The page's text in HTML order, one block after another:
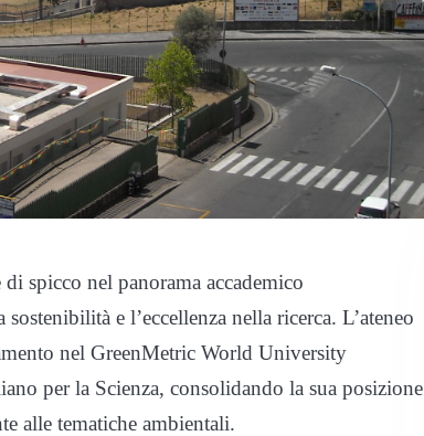
spicco nel panorama accademico
e l’eccellenza nella ricerca. L’ateneo
nel GreenMetric World University
per la Scienza, consolidando la sua posizione
alle tematiche ambientali.